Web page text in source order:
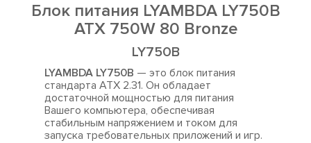
Блок питания LYAMBDA LY750B
ATX 750W 80 Bronze
LY750B
LYAMBDA LY750B — это блок питания
стандарта ATX 2.31. Он обладает
достаточной мощностью для питания
Вашего компьютера, обеспечивая
стабильным напряжением и током для
запуска требовательных приложений и игр.